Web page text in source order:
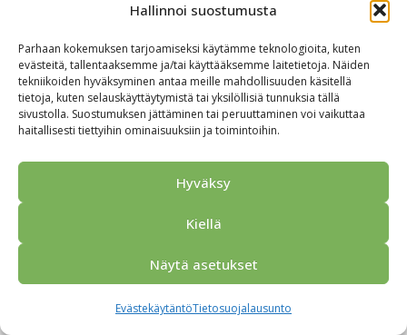
Hallinnoi suostumusta
Parhaan kokemuksen tarjoamiseksi käytämme teknologioita, kuten
evästeitä, tallentaaksemme ja/tai käyttääksemme laitetietoja. Näiden
tekniikoiden hyväksyminen antaa meille mahdollisuuden käsitellä
tietoja, kuten selauskäyttäytymistä tai yksilöllisiä tunnuksia tällä
sivustolla. Suostumuksen jättäminen tai peruuttaminen voi vaikuttaa
haitallisesti tiettyihin ominaisuuksiin ja toimintoihin.
Hyväksy
Kiellä
Näytä asetukset
EvästekäytäntöTietosuojalausunto
Alkuun Ryhmille Kokous & Ohjelmat
Yhteistyökumppanit
Tarjouspyyntö
Anna palautetta
Tietosuojaseloste
© 2026 Porvoo Tours - matkanjärjestäjä / FPW